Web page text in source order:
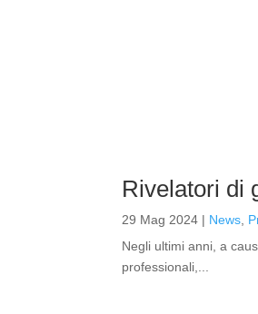
Rivelatori di
29 Mag 2024 |News ,
Negli ultimi anni, a
professionali,...